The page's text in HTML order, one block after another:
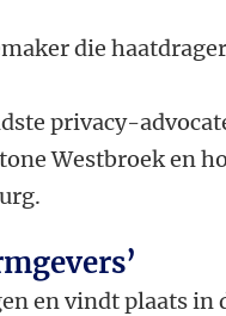
die
privacy-
Westbroek en
en vindt plaats in